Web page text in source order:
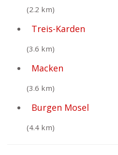
(2.2 km)
Treis-Karden
(3.6 km)
Macken
(3.6 km)
Burgen Mosel
(4.4 km)